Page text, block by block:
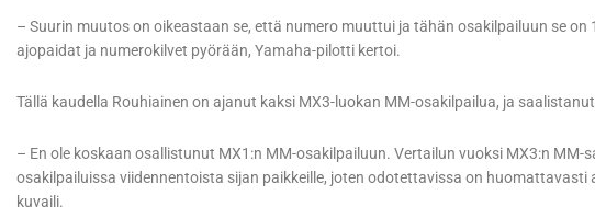
– Suurin muutos on oikeastaan se, että numero muuttui ja tähän osakilpailuun se
ajopaidat ja numerokilvet pyörään, Yamaha-pilotti kertoi.
Tällä kaudella Rouhiainen on ajanut kaksi MX3-luokan MM-osakilpailua, ja
– En ole koskaan osallistunut MX1:n MM-osakilpailuun. Vertailun vuoksi MX3:n
osakilpailuissa viidennentoista sijan paikkeille, joten odotettavissa on huomattavasti
kuvaili.